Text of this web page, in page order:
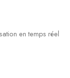
en temps réel